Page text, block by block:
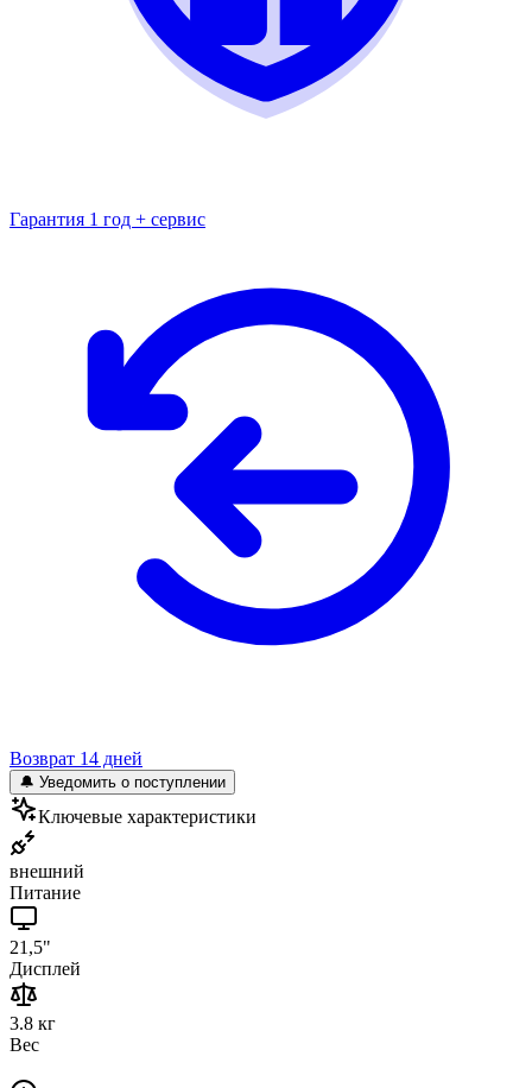
Гарантия 1 год + сервис
Возврат 14 дней
🔔 Уведомить о поступлении
Ключевые характеристики
внешний
Питание
21,5"
Дисплей
3.8 кг
Вес